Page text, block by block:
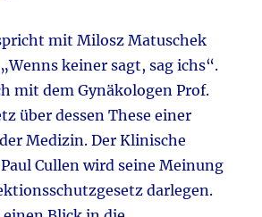
mit Milosz Matuschek
keiner sagt, sag ichs“.
mit dem Gynäkologen Prof.
über dessen These einer
Medizin. Der Klinische
Cullen wird seine Meinung
darlegen.